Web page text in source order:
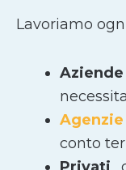
Lavoriamo
conto